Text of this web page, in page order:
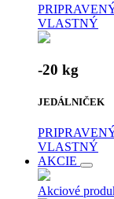
VLASTNÝ
-20 kg
JEDÁLNIČEK
VLASTNÝ
AKCIE
Akciové